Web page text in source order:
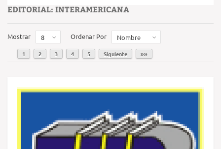
EDITORIAL: INTERAMERICANA
Mostrar 8 Ordenar Por Nombre
1 2 3 4 5 Siguiente »»